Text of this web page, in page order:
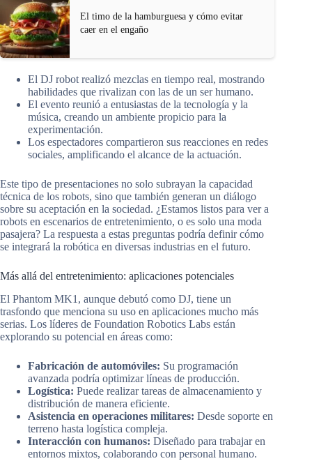
El timo de la hamburguesa y cómo evitar
caer en el engaño
El DJ robot realizó mezclas en tiempo real, mostrando
habilidades que rivalizan con las de un ser humano.
El evento reunió a entusiastas de la tecnología y la
música, creando un ambiente propicio para la
experimentación.
Los espectadores compartieron sus reacciones en redes
sociales, amplificando el alcance de la actuación.
Este tipo de presentaciones no solo subrayan la capacidad
técnica de los robots, sino que también generan un diálogo
sobre su aceptación en la sociedad. ¿Estamos listos para ver a
robots en escenarios de entretenimiento, o es solo una moda
pasajera? La respuesta a estas preguntas podría definir cómo
se integrará la robótica en diversas industrias en el futuro.
Más allá del entretenimiento: aplicaciones potenciales
El Phantom MK1, aunque debutó como DJ, tiene un
trasfondo que menciona su uso en aplicaciones mucho más
serias. Los líderes de Foundation Robotics Labs están
explorando su potencial en áreas como:
Fabricación de automóviles: Su programación
avanzada podría optimizar líneas de producción.
Logística: Puede realizar tareas de almacenamiento y
distribución de manera eficiente.
Asistencia en operaciones militares: Desde soporte en
terreno hasta logística compleja.
Interacción con humanos: Diseñado para trabajar en
entornos mixtos, colaborando con personal humano.